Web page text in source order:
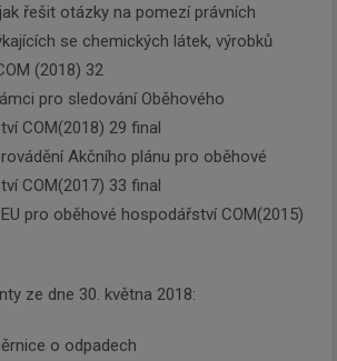
řešit otázky na pomezí právních
se chemických látek, výrobků
(2018) 32
pro sledování Oběhového
COM(2018) 29 final
Akčního plánu pro oběhové
COM(2017) 33 final
pro oběhové hospodářství COM(2015)
ze dne 30. května 2018:
o odpadech